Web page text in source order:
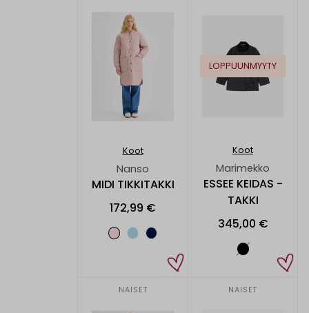
Koot
Nanso
MIDI TIKKITAKKI
172,99 €
LOPPUUNMYYTY
Koot
Marimekko
ESSEE KEIDAS -
TAKKI
345,00 €
NAISET NAISET